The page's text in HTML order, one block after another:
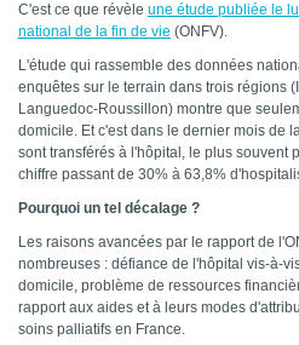
C'est ce que révèle une étude publiée le
national de la fin de vie (ONFV).
L'étude qui rassemble des données
enquêtes sur le terrain dans trois régions
Languedoc-Roussillon) montre que
domicile. Et c'est dans le dernier mois de
sont transférés à l'hôpital, le plus souvent
chiffre passant de 30% à 63,8%
Pourquoi un tel décalage ?
Les raisons avancées par le rapport de
nombreuses : défiance de l'hôpital vis-à-
domicile, problème de ressources
rapport aux aides et à leurs modes
soins palliatifs en France.